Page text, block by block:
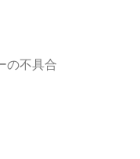
の不具合